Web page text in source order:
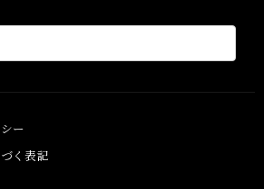
ー
く表記